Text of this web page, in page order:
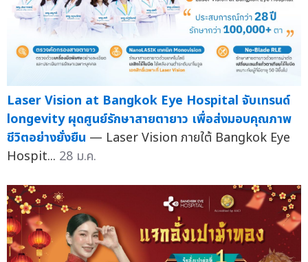
Laser Vision at Bangkok Eye Hospital จับเทรนด์
longevity ผุดศูนย์รักษาสายตายาว เพื่อส่งมอบคุณภาพ
ชีวิตอย่างยั่งยืน — Laser Vision ภายใต้ Bangkok Eye
Hospit... 28 ม.ค.